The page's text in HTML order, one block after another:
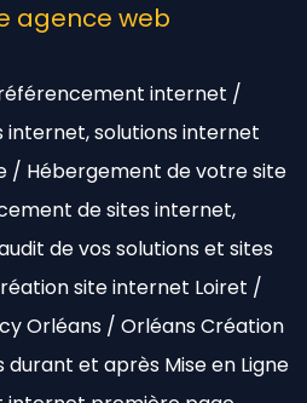
agence web
internet /
internet, solutions internet
/ Hébergement de votre site
de sites internet,
de vos solutions et sites
site internet Loiret /
Orléans / Orléans Création
et après Mise en Ligne